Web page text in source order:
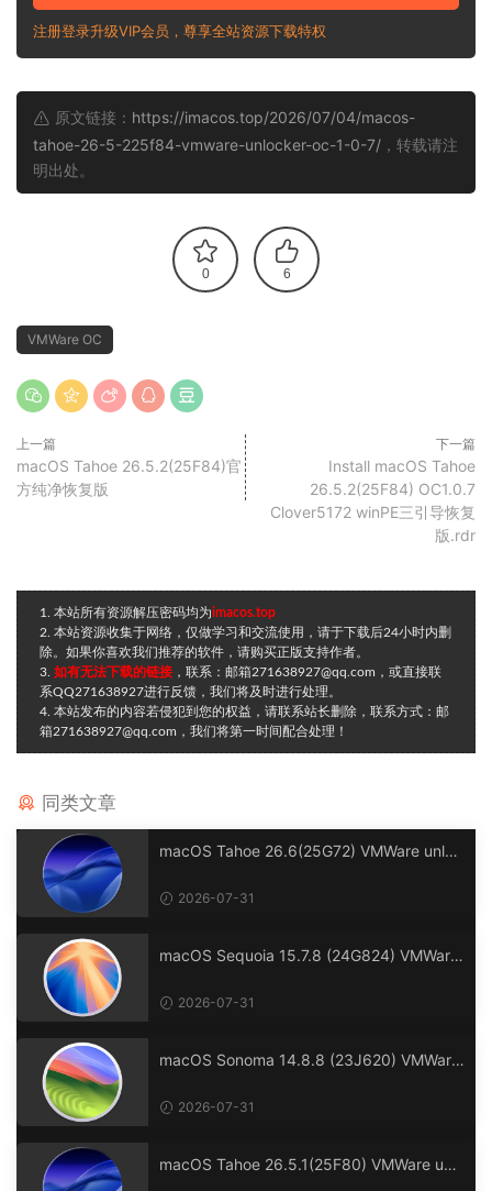
注册登录升级VIP会员，尊享全站资源下载特权
原文链接： https://imacos.top/2026/07/04/macos-
tahoe-26-5-225f84-vmware-unlocker-oc-1-0-7/ ，转载请注
明出处。
0 6
VMWare OC
上一篇
macOS Tahoe 26.5.2(25F84)官
方纯净恢复版
下一篇
Install macOS Tahoe
26.5.2(25F84) OC1.0.7
Clover5172 winPE三引导恢复
版.rdr
1. 本站所有资源解压密码均为imacos.top
2. 本站资源收集于网络，仅做学习和交流使用，请于下载后24小时内删
除。如果你喜欢我们推荐的软件，请购买正版支持作者。
3. 如有无法下载的链接 ，联系：邮箱271638927@qq.com，或直接联
系QQ271638927进行反馈，我们将及时进行处理。
4. 本站发布的内容若侵犯到您的权益，请联系站长删除，联系方式：邮
箱271638927@qq.com，我们将第一时间配合处理！
同类文章
macOS Tahoe 26.6(25G72) VMWare unloc
锁补丁版)
2026-07-31
macOS Sequoia 15.7.8 (24G824) VMWare
ker解锁补丁版)
2026-07-31
macOS Sonoma 14.8.8 (23J620) VMWare
ker解锁补丁版)
2026-07-31
macOS Tahoe 26.5.1(25F80) VMWare unlo